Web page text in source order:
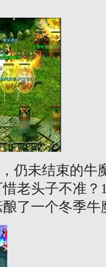
仍未结束的牛
老头子不准？
了一个冬季牛